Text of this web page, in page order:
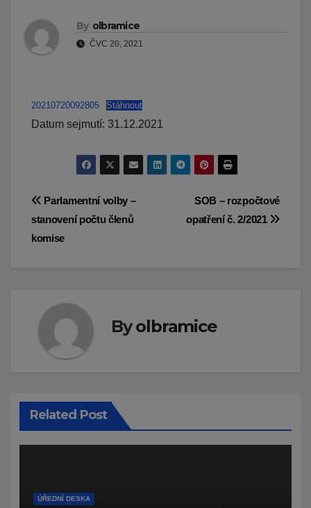
By olbramice
ČVC 20, 2021
20210720092805 Stáhnout
Datum sejmutí: 31.12.2021
Navigace
pro
SOB – rozpočtové
opatření č. 2/2021
Parlamentní volby –
stanovení počtu členů
komise
Byolbramice
Related Post
ÚŘEDNÍ DESKA